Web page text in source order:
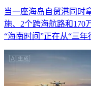
当一座海岛自贸港同时
施、2个跨海航路和170
“海南时间”正在从“三年